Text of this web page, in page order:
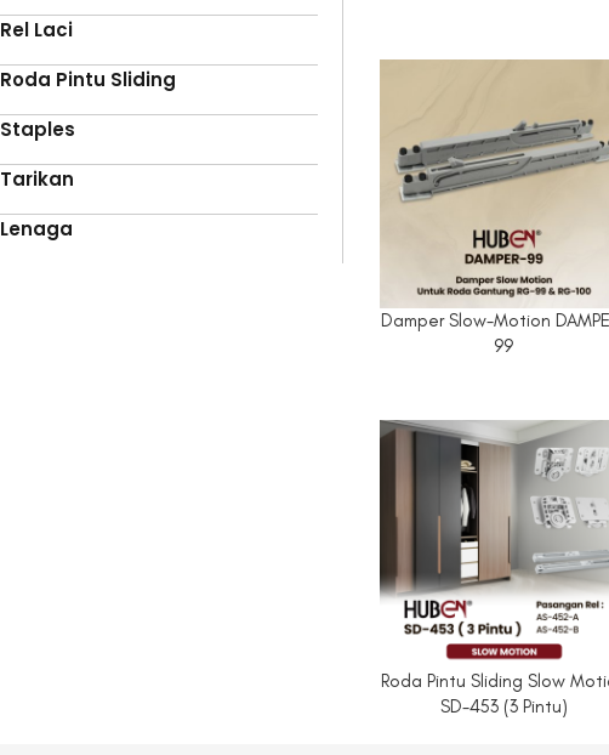
Rel Laci
Roda Pintu Sliding
Staples
Tarikan
Lenaga
Damper Slow-Motion
99
Roda Pintu Sliding Slow
SD-453 (3 Pintu)